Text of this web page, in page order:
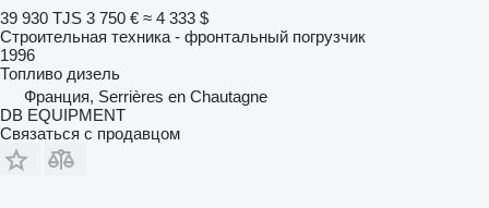
39 930 TJS 3 750 € ≈ 4 333 $
Строительная техника - фронтальный погрузчик
1996
Топливо дизель
Франция, Serrières en Chautagne
DB EQUIPMENT
Связаться с продавцом